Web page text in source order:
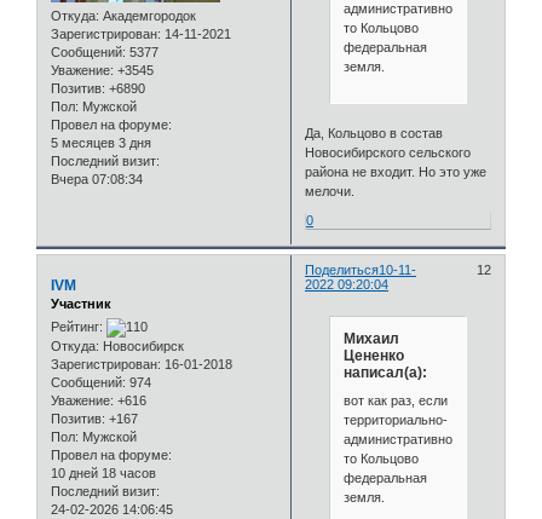
Откуда: Академгородок
Зарегистрирован: 14-11-2021
Сообщений: 5377
Уважение: +3545
Позитив: +6890
Пол: Мужской
Провел на форуме:
5 месяцев 3 дня
Последний визит:
Вчера 07:08:34
административно,
то Кольцово
федеральная
земля.
Да, Кольцово в состав
Новосибирского сельского
района не входит. Но это уже
мелочи.
0
Поделиться 12
10-11-
2022 09:20:04
IVM
Участник
Рейтинг:
Откуда: Новосибирск
Зарегистрирован: 16-01-2018
Сообщений: 974
Уважение: +616
Позитив: +167
Пол: Мужской
Провел на форуме:
10 дней 18 часов
Последний визит:
24-02-2026 14:06:45
Михаил
Цененко
написал(а):
вот как раз, если
территориально-
административно,
то Кольцово
федеральная
земля.